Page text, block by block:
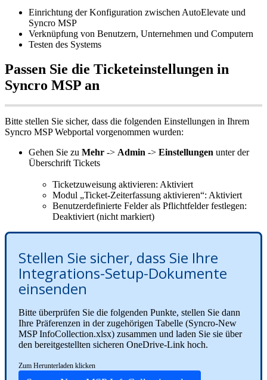
Einrichtung der Konfiguration zwischen AutoElevate und
Syncro MSP
Verknüpfung von Benutzern, Unternehmen und Computern
Testen des Systems
Passen Sie die Ticketeinstellungen in
Syncro MSP an
Bitte stellen Sie sicher, dass die folgenden Einstellungen in Ihrem
Syncro MSP Webportal vorgenommen wurden:
Gehen Sie zu Mehr -> Admin -> Einstellungen unter der
Überschrift Tickets
Ticketzuweisung aktivieren: Aktiviert
Modul „Ticket-Zeiterfassung aktivieren“: Aktiviert
Benutzerdefinierte Felder als Pflichtfelder festlegen:
Deaktiviert (nicht markiert)
Stellen Sie sicher, dass Sie Ihre
Integrations-Setup-Dokumente
einsenden
Bitte überprüfen Sie die folgenden Punkte, stellen Sie dann
Ihre Präferenzen in der zugehörigen Tabelle (Syncro-New
MSP InfoCollection.xlsx) zusammen und laden Sie sie über
den bereitgestellten sicheren OneDrive-Link hoch.
Zum Herunterladen klicken